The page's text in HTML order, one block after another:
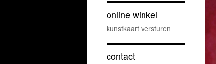
online winkel
kunstkaart versturen
contact